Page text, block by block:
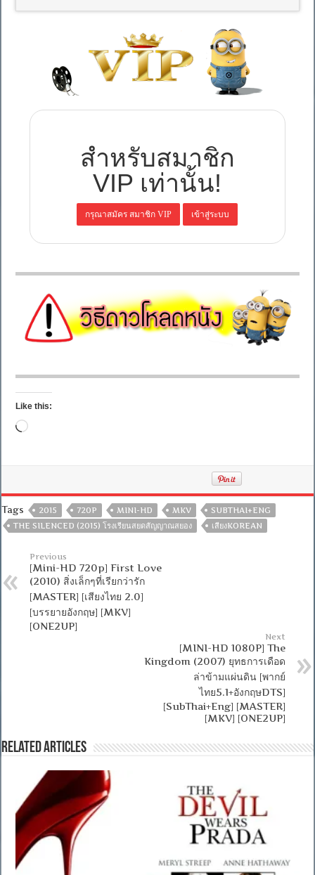
สำหรับสมาชิก
VIP เท่านั้น!
Like this:
Loading…
Tags 2015 720P MINI-HD MKV
SUBTHAI+ENG
THE SILENCED (2015) โรงเรียนสยดสัญญาณสยอง
เสียงKOREAN
Previous
[Mini-HD 720p] First Love
(2010) สิ่งเล็กๆที่เรียกว่ารัก
[MASTER] [เสียงไทย 2.0]
[บรรยายอังกฤษ] [MKV]
[ONE2UP]
Next
[MINI-HD 1080P] The
Kingdom (2007) ยุทธการเดือด
ล่าข้ามแผ่นดิน [พากย์
ไทย5.1+อังกฤษDTS]
[SubThai+Eng] [MASTER]
[MKV] [ONE2UP]
Related Articles